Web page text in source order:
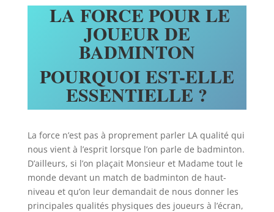
LA FORCE POUR LE
JOUEUR DE
BADMINTON
POURQUOI EST-ELLE
ESSENTIELLE ?
La force n’est pas à proprement parler LA qualité qui
nous vient à l’esprit lorsque l’on parle de badminton.
D’ailleurs, si l’on plaçait Monsieur et Madame tout le
monde devant un match de badminton de haut-
niveau et qu’on leur demandait de nous donner les
principales qualités physiques des joueurs à l’écran,